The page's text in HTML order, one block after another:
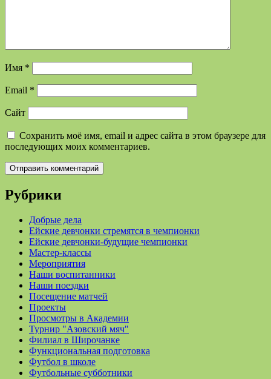
Имя *
Email *
Сайт
Сохранить моё имя, email и адрес сайта в этом браузере для
последующих моих комментариев.
Рубрики
Добрые дела
Ейские девчонки стремятся в чемпионки
Ейские девчонки-будущие чемпионки
Мастер-классы
Мероприятия
Наши воспитанники
Наши поездки
Посещение матчей
Проекты
Просмотры в Академии
Турнир "Азовский мяч"
Филиал в Широчанке
Функциональная подготовка
Футбол в школе
Футбольные субботники